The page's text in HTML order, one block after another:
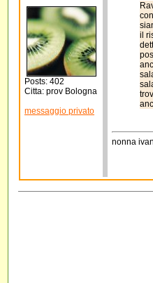
Posts: 402
Citta: prov Bologna
messaggio privato
il
nonna